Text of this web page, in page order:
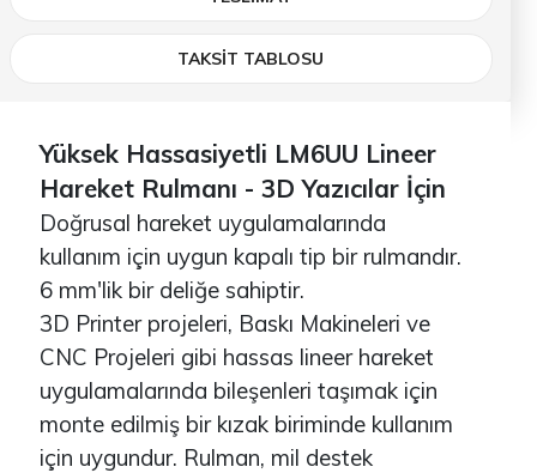
TAKSİT TABLOSU
Yüksek Hassasiyetli LM6UU Lineer
Hareket Rulmanı - 3D Yazıcılar İçin
Doğrusal hareket uygulamalarında
kullanım için uygun kapalı tip bir rulmandır.
6 mm'lik bir deliğe sahiptir.
3D Printer projeleri, Baskı Makineleri ve
CNC Projeleri gibi hassas lineer hareket
uygulamalarında bileşenleri taşımak için
monte edilmiş bir kızak biriminde kullanım
için uygundur. Rulman, mil destek